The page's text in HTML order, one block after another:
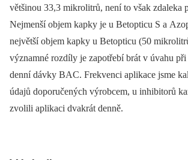
většinou 33,3 mikrolitrů, není to však zdaleka
Nejmenší objem kapky je u Betopticu S a
největší objem kapky u Betopticu (50
významné rozdíly je zapotřebí brát v úvahu
denní dávky BAC. Frekvenci aplikace jsme
údajů doporučených výrobcem, u inhibitorů
zvolili aplikaci dvakrát denně.